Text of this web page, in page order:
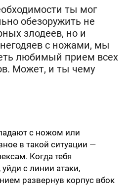
ты мог
обезоружить не
злодеев, но и
с ножами, мы
любимый прием всех
Может, и ты чему
с ножом или
в такой ситуации —
Когда тебя
с линии атаки,
развернув корпус вбок